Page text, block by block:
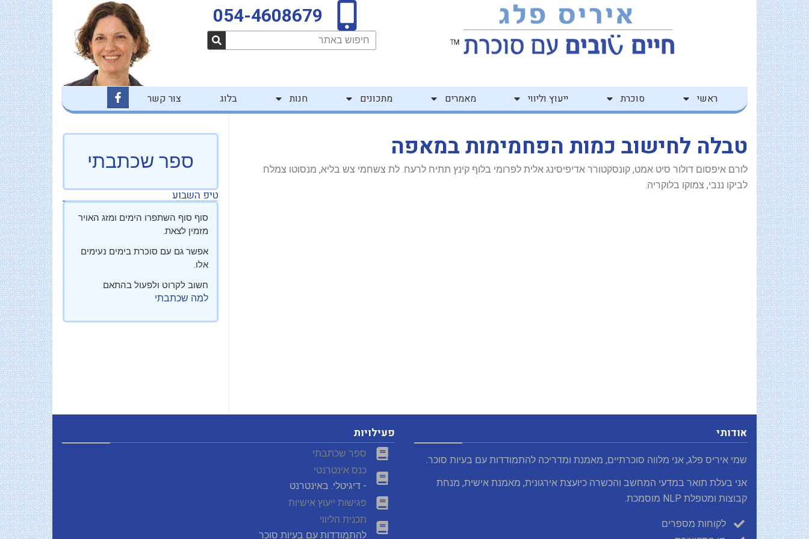
לתוכן
דילוג
לתוכן
054-4608679
חיפוש
ראשי סוכרת ייעוץ וליווי מאמרים מתכונים חנות בלוג צור קשר
c
b
o
k
f
טבלה לחישוב כמות הפחמימות במאפה
לורם איפסום דולור סיט אמט, קונסקטורר אדיפיסינג אלית לפרומי בלוף קינץ תתיח לרעח. לת צשחמי צש בליא, מנסוטו צמלח
לביקו ננבי, צמוקו בלוקריה.
ספר שכתבתי
טיפ השבוע
סוף סוף השתפרו הימים ומזג האויר
מזמין לצאת.
אפשר גם עם סוכרת בימים נעימים
אלו.
חשוב לקרוט ולפעול בהתאם
למה שכתבתי
אודותי
שמי איריס פלג, אני מלווה סוכרתיים, מאמנת ומדריכה להתמודדות עם בעיות סוכר.
אני בעלת תואר במדעי המחשב והכשרה כיועצת אירגונית, מאמנת אישית, מנחת
קבוצות ומטפלת NLP מוסמכת.
לקוחות מספרים
פעילויות
ספר שכתבתי
כנס אינטרנטי
- דיגיטלי. באינטרנט
פגישות ייעוץ אישיות
תכנית הליווי
להתמודדות עם בעיות סוכר